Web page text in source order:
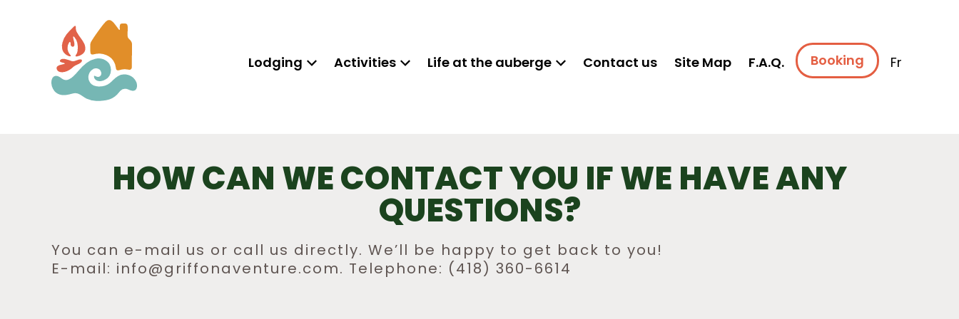
Lodging Activities Life at the auberge Contact us Site Map F.A.Q. Booking Fr
HOW CAN WE CONTACT YOU IF WE HAVE ANY
QUESTIONS?
You can e-mail us or call us directly. We’ll be happy to get back to you!
E-mail: info@griffonaventure.com. Telephone: (418) 360-6614